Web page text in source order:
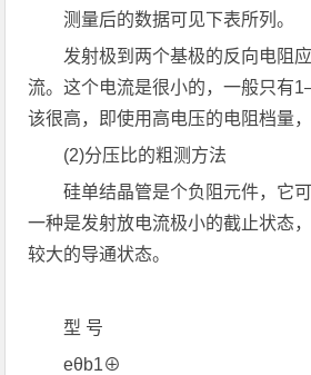
测量后的数据可见下表所列。
发射极到两个基极的反向电阻
流。这个电流是很小的，一般只有
该很高，即使用高电压的电阻档量
(2)分压比的粗测方法
硅单结晶管是个负阻元件，它
一种是发射放电流极小的截止状态
较大的导通状态。
型 号
eθb1⊕